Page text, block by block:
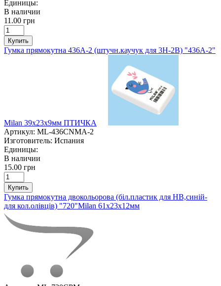
Единицы:
В наличии
11.00 грн
Купить
Гумка прямокутна 436А-2 (штучн.каучук для 3Н-2В) "436А-2"
Milan 39х23х9мм ПТИЧКА
Артикул: ML-436CNMA-2
Изготовитель: Испания
Единицы:
В наличии
15.00 грн
Купить
Гумка прямокутна двокольорова (біл.пластик для НВ,синій-
для кол.олівців) "720"Milan 61х23х12мм